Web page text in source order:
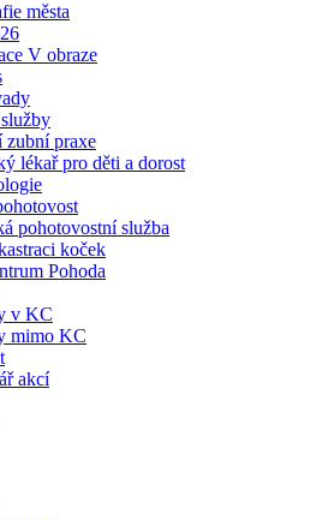
města
V obraze
zubní praxe
lékař pro děti a dorost
pohotovostní služba
koček
Pohoda
v KC
mimo KC
akcí